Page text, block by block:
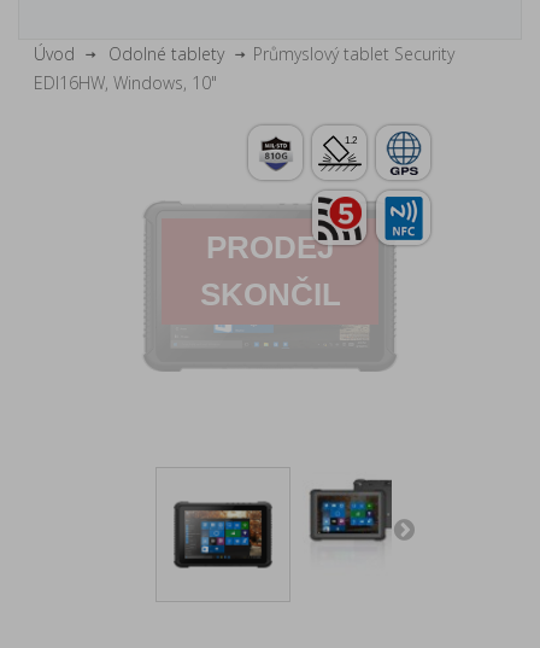
Úvod Odolné tablety
Průmyslový tablet Security
EDI16HW, Windows, 10"
PRODEJ
SKONČIL